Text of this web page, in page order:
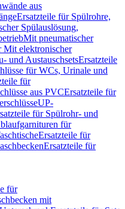
aus
Ersatzteile für Spülrohre,
Spülauslösung,
Mit pneumatischer
Mit elektronischer
und AustauschsetsErsatzteile
für WCs, Urinale und
für
aus PVCErsatzteile für
UP-
für Spülrohr- und
für
Ersatzteile für
Ersatzteile für
für
mit